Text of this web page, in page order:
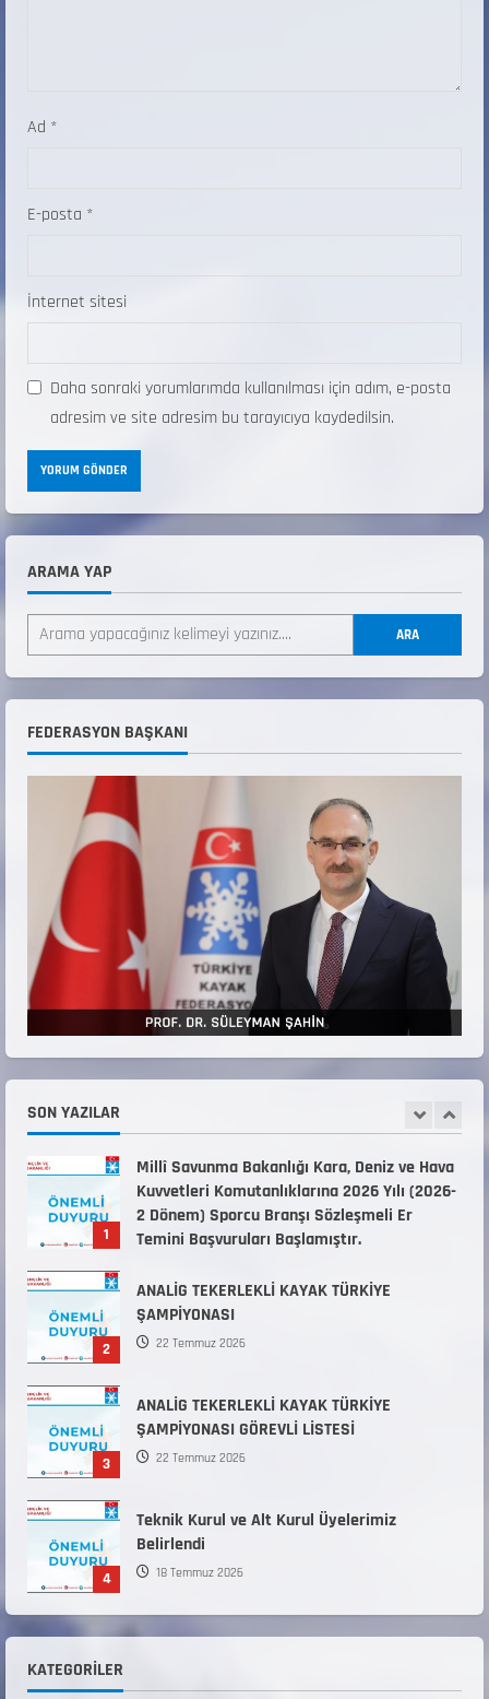
Ad *
E-posta *
İnternet sitesi
Daha sonraki yorumlarımda kullanılması için adım, e-posta
adresim ve site adresim bu tarayıcıya kaydedilsin.
ARAMA YAP
ARA
FEDERASYON BAŞKANI
SON YAZILAR
ANALİG TEKERLEKLİ KAYAK TÜRKİYE
ŞAMPİYONASI
ANALİG TEKERLEKLİ KAYAK TÜRKİYE
ŞAMPİYONASI GÖREVLİ LİSTESİ
22 Temmuz 2026
Teknik Kurul ve Alt Kurul Üyelerimiz
Belirlendi
18 Temmuz 2026
5
KAYAKLI KOŞU VE BİATHLON 3.KADEME
ANTRENÖRLÜK KURSU DUYURUSU
12 Temmuz 2026
1
Millî Savunma Bakanlığı Kara, Deniz ve Hava
Kuvvetleri Komutanlıklarına 2026 Yılı (2026-
Temini Başvuruları Başlamıştır.
31 Temmuz 2026
2
ANALİG TEKERLEKLİ KAYAK TÜRKİYE
ŞAMPİYONASI
22 Temmuz 2026
3
ANALİG TEKERLEKLİ KAYAK TÜRKİYE
ŞAMPİYONASI GÖREVLİ LİSTESİ
22 Temmuz 2026
4
Teknik Kurul ve Alt Kurul Üyelerimiz
Belirlendi
18 Temmuz 2026
5
KAYAKLI KOŞU VE BİATHLON 3.KADEME
ANTRENÖRLÜK KURSU DUYURUSU
12 Temmuz 2026
Millî Savunma Bakanlığı Kara, Deniz ve Hava
KATEGORILER